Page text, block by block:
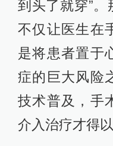
到头了就穿”
不仅让医生在
是将患者置于
症的巨大风险
技术普及，手
介入治疗才得